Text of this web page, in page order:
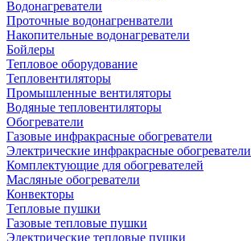
Водонагреватели
Проточные водонагренватели
Накопительные водонагреватели
Бойлеры
Тепловое оборудование
Тепловентиляторы
Промышленные вентиляторы
Водяные тепловентиляторы
Обогреватели
Газовые инфракрасные обогреватели
Электрические инфракрасные обогреватели
Комплектующие для обогревателей
Масляные обогреватели
Конвекторы
Тепловые пушки
Газовые тепловые пушки
Электрические тепловые пушки